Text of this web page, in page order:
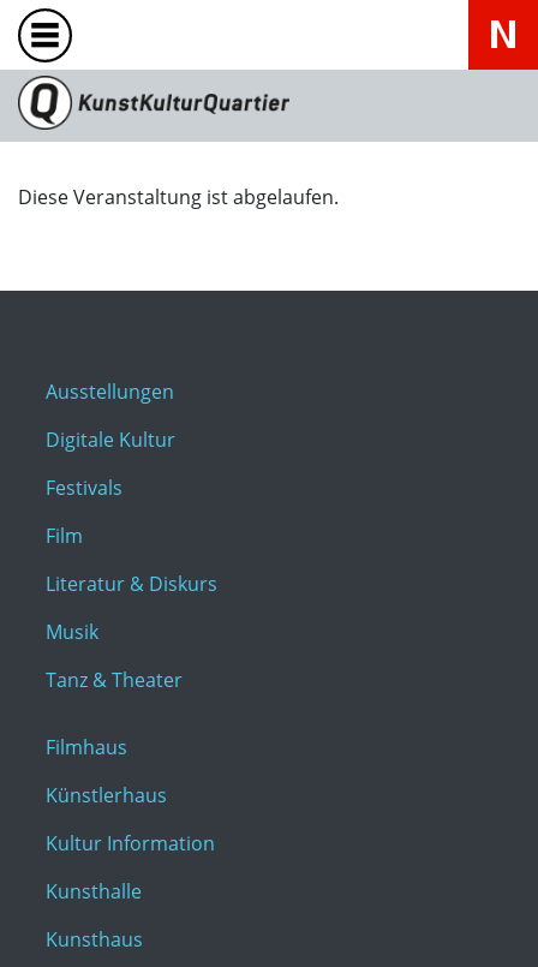
Diese Veranstaltung ist abgelaufen.
Ausstellungen
Digitale Kultur
Festivals
Film
Literatur & Diskurs
Musik
Tanz & Theater
Filmhaus
Künstlerhaus
Kultur Information
Kunsthalle
Kunsthaus